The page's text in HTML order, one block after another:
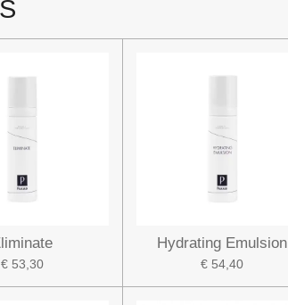
€ 53,30
Hydrating Emulsion
€ 54,40